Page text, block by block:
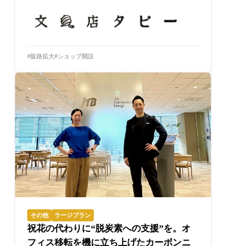
販路拡大 ショップ開設
その他 ラージプラン
祝花の代わりに“脱炭素への支援”を。オ
フィス移転を機に立ち上げたカーボンニ